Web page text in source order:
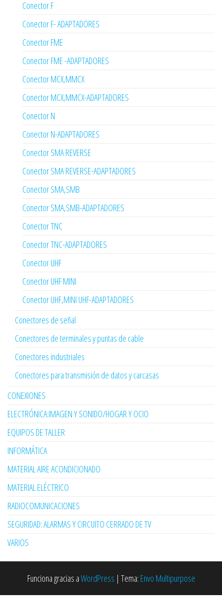
Conector F
Conector F- ADAPTADORES
Conector FME
Conector FME -ADAPTADORES
Conector MCX,MMCX
Conector MCX,MMCX-ADAPTADORES
Conector N
Conector N-ADAPTADORES
Conector SMA REVERSE
Conector SMA REVERSE-ADAPTADORES
Conector SMA,SMB
Conector SMA,SMB-ADAPTADORES
Conector TNC
Conector TNC-ADAPTADORES
Conector UHF
Conector UHF MINI
Conector UHF,MINI UHF-ADAPTADORES
Conectores de señal
Conectores de terminales y puntas de cable
Conectores industriales
Conectores para transmisión de datos y carcasas
CONEXIONES
ELECTRÓNICA:IMAGEN Y SONIDO/HOGAR Y OCIO
EQUIPOS DE TALLER
INFORMÁTICA
MATERIAL AIRE ACONDICIONADO
MATERIAL ELÉCTRICO
RADIOCOMUNICACIONES
SEGURIDAD: ALARMAS Y CIRCUITO CERRADO DE TV
VARIOS
Funciona gracias aWordPress | Tema: Envo Multipurpose